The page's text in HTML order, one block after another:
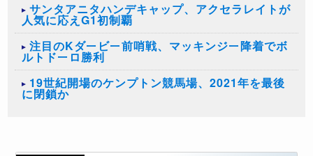
サンタアニタハンデキャップ、アクセラレイトが
人気に応えG1初制覇
注目のKダービー前哨戦、マッキンジー降着でボ
ルトドーロ勝利
19世紀開場のケンプトン競馬場、2021年を最後
に閉鎖か